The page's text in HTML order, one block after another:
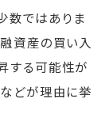
数ではありま
資産の買い入
する可能性が
どが理由に挙